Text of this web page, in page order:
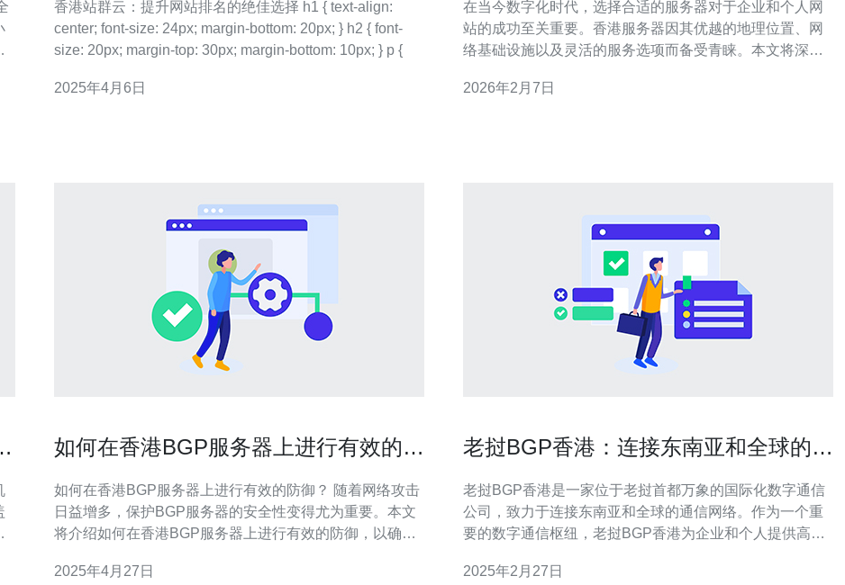
香港站群云：提升网站排名的绝佳选择 h1 { text-align:
center; font-size: 24px; margin-bottom: 20px; } h2 { font-
size: 20px; margin-top: 30px; margin-bottom: 10px; } p {
2025年4月6日
在当今数字化时代，选择合适的服务器对于企业和个人网
站的成功至关重要。香港服务器因其优越的地理位置、网
络基础设施以及灵活的服务选项而备受青睐。本文将深入
的选择。 首先，我们需要了解什么是服务器的硬性指标。
2026年2月7日
如何在香港BGP服务器上进行有效的防
如何在香港BGP服务器上进行有效的防御？ 随着网络攻击
日益增多，保护BGP服务器的安全性变得尤为重要。本文
将介绍如何在香港BGP服务器上进行有效的防御，以确保
功能。BGP（边界网关协议）是一种用于在互联网上交换
2025年4月27日
老挝BGP香港：连接东南亚和全球的数
老挝BGP香港是一家位于老挝首都万象的国际化数字通信
公司，致力于连接东南亚和全球的通信网络。作为一个重
要的数字通信枢纽，老挝BGP香港为企业和个人提供高品
亚地区的中心位置，毗邻中国、越南、缅甸和泰国等国
2025年2月27日